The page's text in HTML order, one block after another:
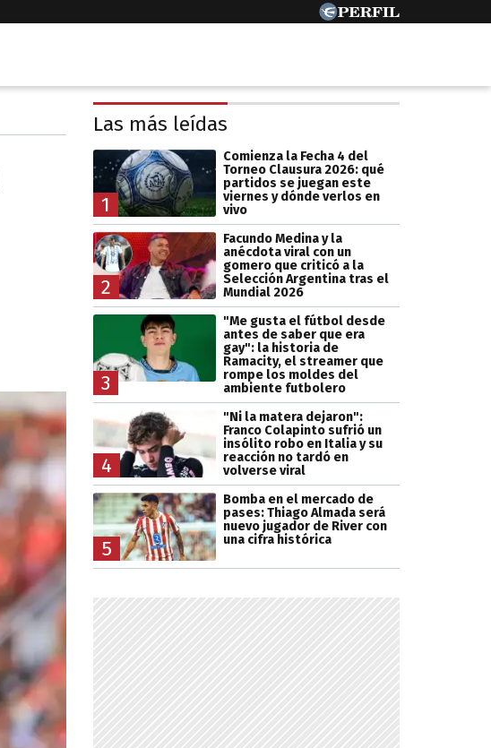
Las más leídas
1
Comienza la Fecha 4 del
Torneo Clausura 2026: qué
partidos se juegan este
viernes y dónde verlos en
vivo
2
Facundo Medina y la
anécdota viral con un
gomero que criticó a la
Selección Argentina tras el
Mundial 2026
3
"Me gusta el fútbol desde
antes de saber que era
gay": la historia de
Ramacity, el streamer que
rompe los moldes del
ambiente futbolero
4
"Ni la matera dejaron":
Franco Colapinto sufrió un
insólito robo en Italia y su
reacción no tardó en
volverse viral
5
Bomba en el mercado de
pases: Thiago Almada será
nuevo jugador de River con
una cifra histórica